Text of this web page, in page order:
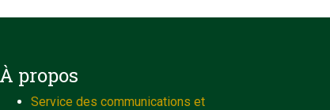
À propos
Service des communications et